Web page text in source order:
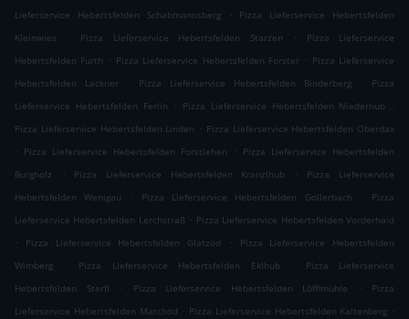
Lieferservice Hebertsfelden Schabmannsberg
.
Pizza Lieferservice Hebertsfelden
Kleinwies
. Pizza Lieferservice Hebertsfelden Starzen .
Pizza Lieferservice
Hebertsfelden Furth
. Pizza Lieferservice Hebertsfelden Forster . Pizza Lieferservice
Hebertsfelden Lackner
. Pizza Lieferservice Hebertsfelden Binderberg .
Pizza
Lieferservice Hebertsfelden Ferlin
. Pizza Lieferservice Hebertsfelden Niederhub
.
Pizza Lieferservice Hebertsfelden Linden . Pizza Lieferservice Hebertsfelden Oberdax
. Pizza Lieferservice Hebertsfelden Forstlehen . Pizza Lieferservice Hebertsfelden
Burgholz
. Pizza Lieferservice Hebertsfelden Kranzlhub .
Pizza Lieferservice
Hebertsfelden Wenigau
. Pizza Lieferservice Hebertsfelden Gollerbach .
Pizza
Lieferservice Hebertsfelden Lerchstraß . Pizza Lieferservice Hebertsfelden Vorderhaid
.
Pizza Lieferservice Hebertsfelden Glatzöd .
Pizza Lieferservice Hebertsfelden
Wimberg
. Pizza Lieferservice Hebertsfelden Eklhub .
Pizza Lieferservice
Hebertsfelden Sterfl
. Pizza Lieferservice Hebertsfelden Löfflmühle .
Pizza
Lieferservice Hebertsfelden Marchöd . Pizza Lieferservice Hebertsfelden Kaltenberg .